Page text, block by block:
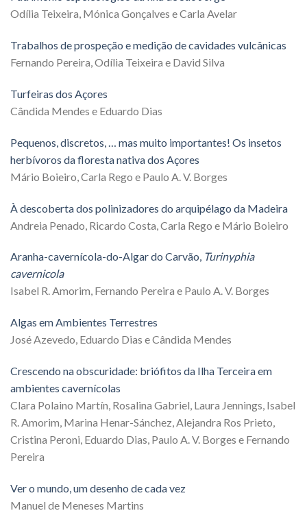
Odília Teixeira, Mónica Gonçalves e Carla Avelar
Trabalhos de prospeção e medição de cavidades vulcânicas
Fernando Pereira, Odília Teixeira e David Silva
Turfeiras dos Açores
Cândida Mendes e Eduardo Dias
Pequenos, discretos, … mas muito importantes! Os insetos
herbívoros da floresta nativa dos Açores
Mário Boieiro, Carla Rego e Paulo A. V. Borges
À descoberta dos polinizadores do arquipélago da Madeira
Andreia Penado, Ricardo Costa, Carla Rego e Mário Boieiro
Aranha-cavernícola-do-Algar do Carvão, Turinyphia
cavernicola
Isabel R. Amorim, Fernando Pereira e Paulo A. V. Borges
Algas em Ambientes Terrestres
José Azevedo, Eduardo Dias e Cândida Mendes
Crescendo na obscuridade: briófitos da Ilha Terceira em
ambientes cavernícolas
Clara Polaino Martín, Rosalina Gabriel, Laura Jennings, Isabel
R. Amorim, Marina Henar-Sánchez, Alejandra Ros Prieto,
Cristina Peroni, Eduardo Dias, Paulo A. V. Borges e Fernando
Pereira
Ver o mundo, um desenho de cada vez
Manuel de Meneses Martins